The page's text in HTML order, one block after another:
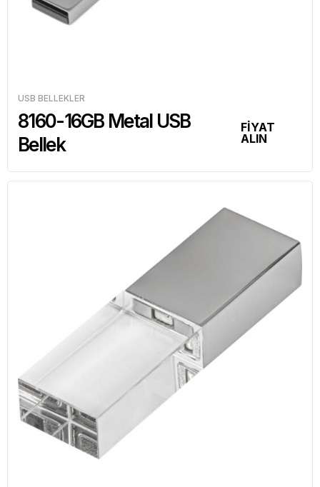
USB BELLEKLER
8160-16GB Metal USB
Bellek
FİYAT
ALIN